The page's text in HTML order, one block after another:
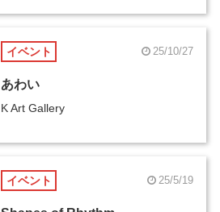
イベント 25/10/27
あわい
K Art Gallery
イベント 25/5/19